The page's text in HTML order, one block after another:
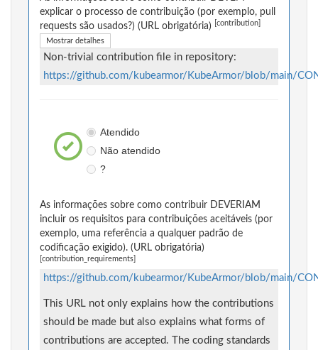
explicar o processo de contribuição (por exemplo, pull
requests são usados?) (URL obrigatória)
[contribution]
Mostrar detalhes
Non-trivial contribution file in repository:
https://github.com/kubearmor/KubeArmor/blob/main/
Atendido
Não atendido
?
As informações sobre como contribuir DEVERIAM
incluir os requisitos para contribuições aceitáveis (por
exemplo, uma referência a qualquer padrão de
codificação exigido). (URL obrigatória)
[contribution_requirements]
https://github.com/kubearmor/KubeArmor/blob/main/
This URL not only explains how the contributions
should be made but also explains what forms of
contributions are accepted. The coding standards